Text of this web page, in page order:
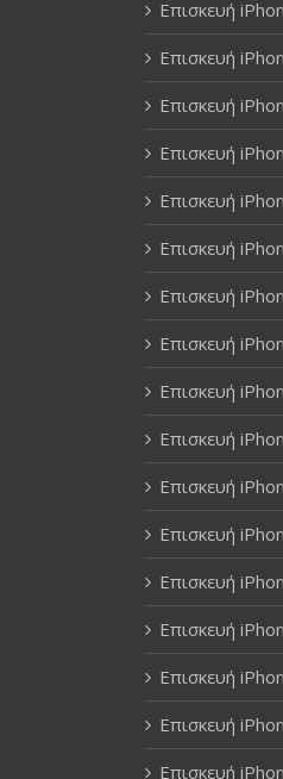
Επισκευή
Επισκευή
Επισκευή
Επισκευή
Επισκευή
Επισκευή
Επισκευή
Επισκευή
Επισκευή
Επισκευή
Επισκευή
Επισκευή
Επισκευή
Επισκευή
Επισκευή
Επισκευή
Επισκευή